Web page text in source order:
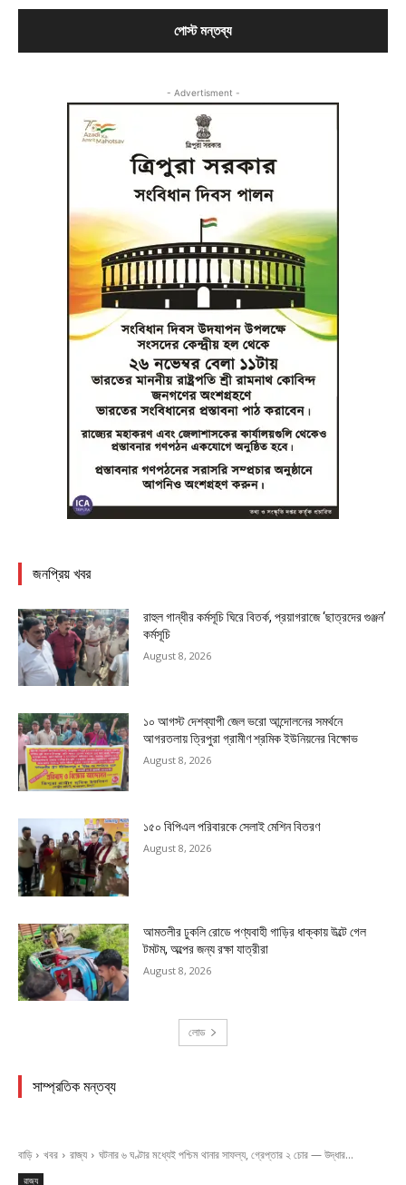
- Advertisment -
জনপ্রিয় খবর
রাহুল গান্ধীর কর্মসূচি ঘিরে বিতর্ক, প্রয়াগরাজে ‘ছাত্রদের গুঞ্জন’
কর্মসূচি
August 8, 2026
১০ আগস্ট দেশব্যাপী জেল ভরো আন্দোলনের সমর্থনে
আগরতলায় ত্রিপুরা গ্রামীণ শ্রমিক ইউনিয়নের বিক্ষোভ
August 8, 2026
১৫০ বিপিএল পরিবারকে সেলাই মেশিন বিতরণ
August 8, 2026
আমতলীর ঢুকলি রোডে পণ্যবাহী গাড়ির ধাক্কায় উল্টে গেল
টমটম, অল্পের জন্য রক্ষা যাত্রীরা
August 8, 2026
লোড
সাম্প্রতিক মন্তব্য